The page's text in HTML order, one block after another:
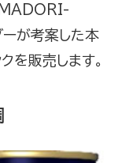
ーが考案した本
を販売します。